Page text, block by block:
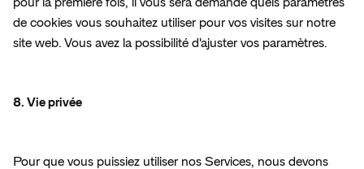
de cookies vous souhaitez utiliser pour vos visites sur notre
site web. Vous avez la possibilité d'ajuster vos paramètres.
8. Vie privée
Pour que vous puissiez utiliser nos Services, nous devons